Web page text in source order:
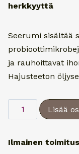
herkkyyttä
Seerumi sisältää
ja rauhoittavat
Hajusteeton
Esse
Sensitive
15
Lisää
Ilmainen